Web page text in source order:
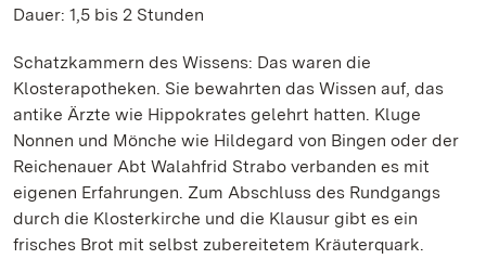
Dauer: 1,5 bis 2 Stunden
Schatzkammern des Wissens: Das waren die
Klosterapotheken. Sie bewahrten das Wissen auf, das
antike Ärzte wie Hippokrates gelehrt hatten. Kluge
Nonnen und Mönche wie Hildegard von Bingen oder der
Reichenauer Abt Walahfrid Strabo verbanden es mit
eigenen Erfahrungen. Zum Abschluss des Rundgangs
durch die Klosterkirche und die Klausur gibt es ein
frisches Brot mit selbst zubereitetem Kräuterquark.